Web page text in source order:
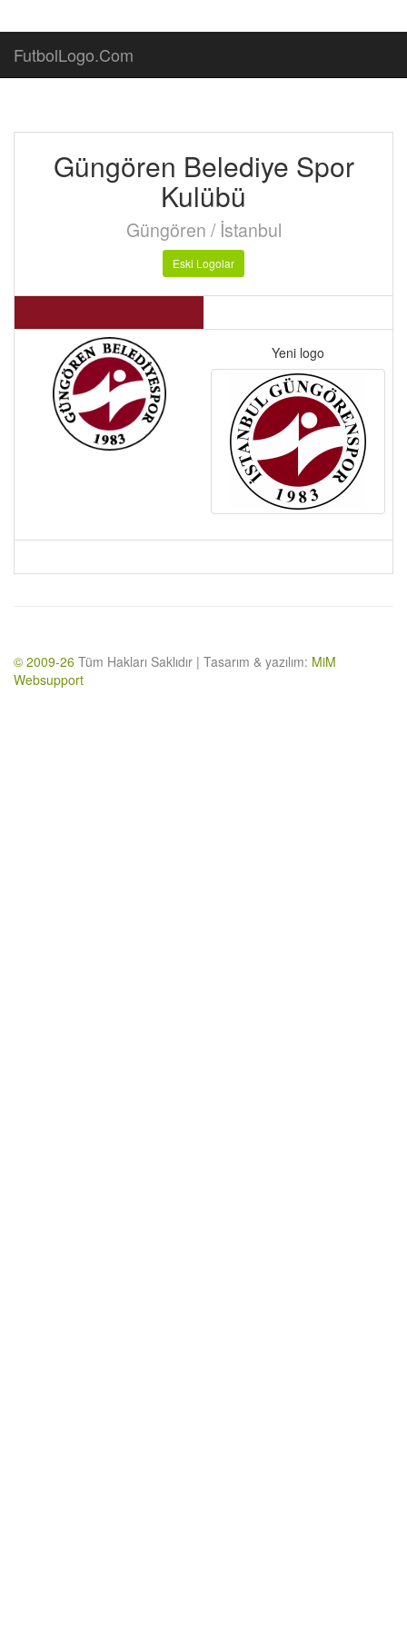
FutbolLogo.Com
Güngören Belediye Spor
Kulübü
Güngören / İstanbul
Eski Logolar
Yeni logo
© 2009-26 Tüm Hakları Saklıdır | Tasarım & yazılım: MiM
Websupport